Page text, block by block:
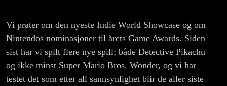
Vi prater om den nyeste Indie World Showcase og om
Nintendos nominasjoner til årets Game Awards. Siden
sist har vi spilt flere nye spill; både Detective Pikachu
og ikke minst Super Mario Bros. Wonder, og vi har
testet det som etter all sannsynlighet blir de aller siste